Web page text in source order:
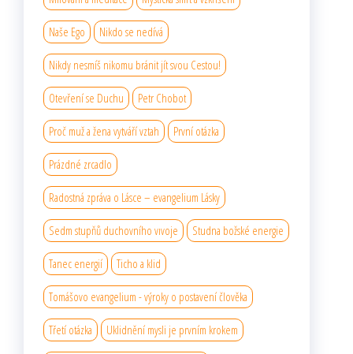
Naše Ego Nikdo se nedívá
Nikdy nesmíš nikomu bránit jít svou Cestou!
Otevření se Duchu Petr Chobot
Proč muž a žena vytváří vztah První otázka
Prázdné zrcadlo
Radostná zpráva o Lásce – evangelium Lásky
Sedm stupňů duchovního vıvoje Studna božské energie
Tanec energií Ticho a klid
Tomášovo evangelium - výroky o postavení člověka
Třetí otázka Uklidnění mysli je prvním krokem